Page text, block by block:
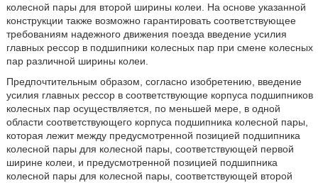
колесной пары для второй ширины колеи. На основе указанной
конструкции также возможно гарантировать соответствующее
требованиям надежного движения поезда введение усилия
главных рессор в подшипники колесных пар при смене колесных
пар различной ширины колеи.
Предпочтительным образом, согласно изобретению, введение
усилия главных рессор в соответствующие корпуса подшипников
колесных пар осуществляется, по меньшей мере, в одной
области соответствующего корпуса подшипника колесной пары,
которая лежит между предусмотренной позицией подшипника
колесной пары для колесной пары, соответствующей первой
ширине колеи, и предусмотренной позицией подшипника
колесной пары для колесной пары, соответствующей второй